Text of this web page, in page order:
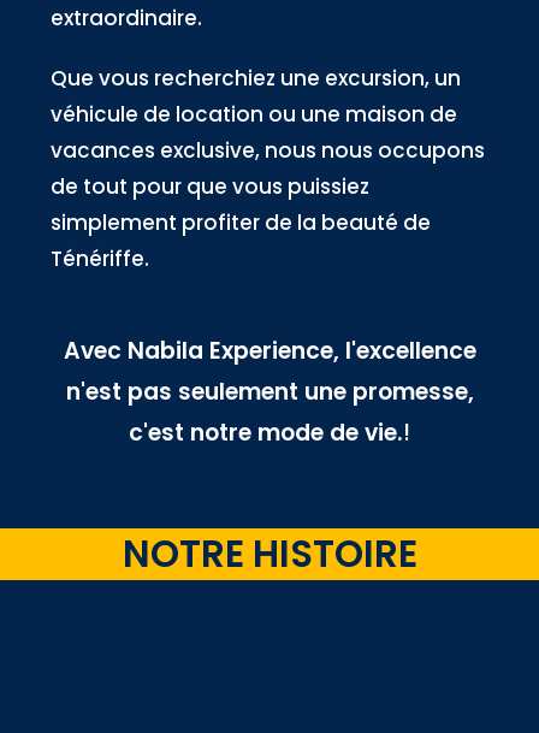
extraordinaire.
Que vous recherchiez une excursion, un
véhicule de location ou une maison de
vacances exclusive, nous nous occupons
de tout pour que vous puissiez
simplement profiter de la beauté de
Ténériffe.
Avec Nabila Experience, l'excellence
n'est pas seulement une promesse,
c'est notre mode de vie.!
NOTRE HISTOIRE